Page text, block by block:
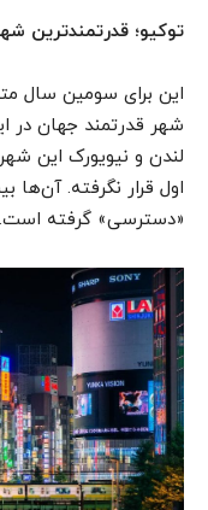
توکیو؛ قدرتمندترین
این برای سومین سال
شهر قدرتمند جهان در
اول قرار نگرفته. آن‌ها
«دسترسی» گرفته است.